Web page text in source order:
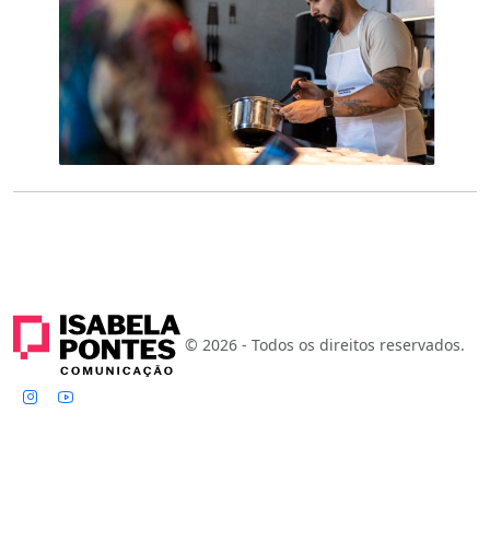
© 2026 - Todos os direitos reservados.